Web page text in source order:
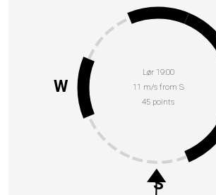
Lør 19:00
11 m/s from S
45 points
S
W